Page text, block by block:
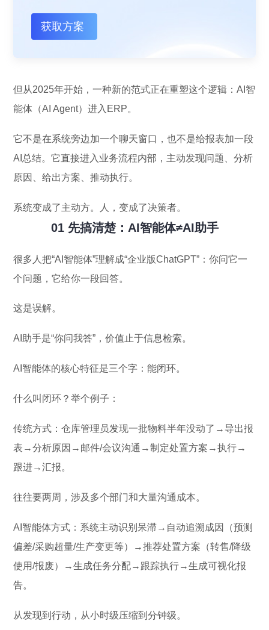
获取方案
但从2025年开始，一种新的范式正在重塑这个逻辑：AI智
能体（AI Agent）进入ERP。
它不是在系统旁边加一个聊天窗口，也不是给报表加一段
AI总结。它直接进入业务流程内部，主动发现问题、分析
原因、给出方案、推动执行。
系统变成了主动方。人，变成了决策者。
01 先搞清楚：AI智能体≠AI助手
很多人把“AI智能体”理解成“企业版ChatGPT”：你问它一
个问题，它给你一段回答。
这是误解。
AI助手是“你问我答”，价值止于信息检索。
AI智能体的核心特征是三个字：能闭环。
什么叫闭环？举个例子：
传统方式：仓库管理员发现一批物料半年没动了→导出报
表→分析原因→邮件/会议沟通→制定处置方案→执行→
跟进→汇报。
往往要两周，涉及多个部门和大量沟通成本。
AI智能体方式：系统主动识别呆滞→自动追溯成因（预测
偏差/采购超量/生产变更等）→推荐处置方案（转售/降级
使用/报废）→生成任务分配→跟踪执行→生成可视化报
告。
从发现到行动，从小时级压缩到分钟级。